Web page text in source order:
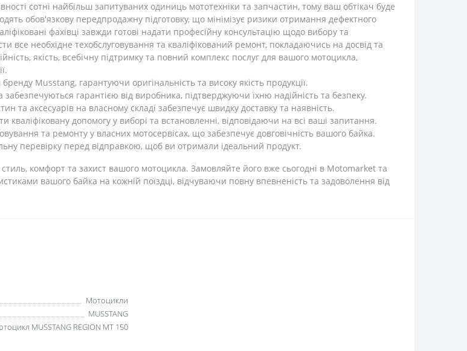
сотні найбільш запитуваних одиниць мототехніки та запчастин, тому ваш обтікач буде
обов'язкову передпродажну підготовку, що мінімізує ризики отримання дефектного
фахівці завжди готові надати професійну консультацію щодо вибору та
все необхідне техобслуговування та кваліфікований ремонт, покладаючись на досвід та
якість, всебічну підтримку та повний комплекс послуг для вашого мотоцикла,
Musstang, гарантуючи оригінальність та високу якість продукції.
забезпечуються гарантією від виробника, підтверджуючи їхню надійність та безпеку.
та аксесуарів на власному складі забезпечує швидку доставку та наявність.
кваліфіковану допомогу у виборі та встановленні, відповідаючи на всі ваші запитання.
та ремонту у власних мотосервісах, що забезпечує довговічність вашого байка.
перевірку перед відправкою, щоб ви отримали ідеальний продукт.
комфорт та захист вашого мотоцикла. Замовляйте його вже сьогодні в Motomarket та
вашого байка на кожній поїздці, відчуваючи повну впевненість та задоволення від
Мотоцикли
MUSSTANG
MUSSTANG REGION MT 150